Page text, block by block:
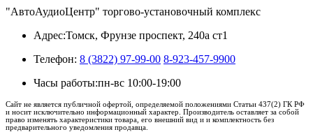
"АвтоАудиоЦентр" торгово-установочный комплекс
Адрес:Томск, Фрунзе проспект, 240а ст1
Телефон: 8 (3822) 97-99-00 8-923-457-9900
Часы работы:пн-вс 10:00-19:00
Сайт не является публичной офертой, определяемой положениями Статьи 437(2) ГК РФ
и носит исключительно информационный характер. Производитель оставляет за собой
право изменять характеристики товара, его внешний вид и и комплектность без
предварительного уведомления продавца.